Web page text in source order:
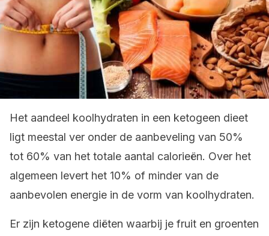
Het aandeel koolhydraten in een ketogeen dieet
ligt meestal ver onder de aanbeveling van 50%
tot 60% van het totale aantal calorieën. Over het
algemeen levert het 10% of minder van de
aanbevolen energie in de vorm van koolhydraten.
Er zijn ketogene diëten waarbij je fruit en groenten